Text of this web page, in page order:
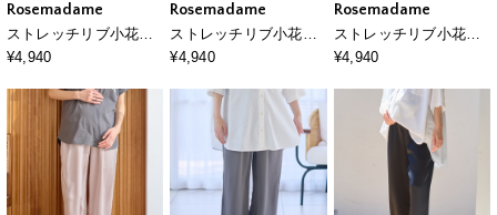
Rosemadame
ストレッチリブ小花柄
パジャマ
¥4,940
Rosemadame
ストレッチリブ小花柄
パジャマ
¥4,940
Rosemadame
ストレッチリブ小花柄
パジャマ
¥4,940